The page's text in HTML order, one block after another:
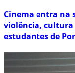
Cinema entra na
violência, cultura
estudantes de